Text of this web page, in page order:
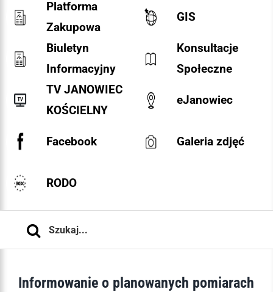
Platforma
Zakupowa
GIS
Biuletyn
Informacyjny
Konsultacje
Społeczne
TV JANOWIEC
KOŚCIELNY
eJanowiec
Facebook Galeria zdjęć
RODO
Informowanie o planowanych pomiarach